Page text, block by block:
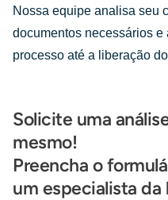
Nossa equipe analisa seu
documentos necessários
processo até a liberação
Solicite uma
mesmo!
Preencha o
um especialista da